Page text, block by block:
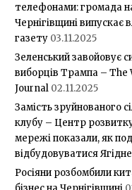
телефонами: громада
Чернігівщині випускає
газету 03.11.2025
Зеленський завойовує
виборців Трампа – The
Journal 02.11.2025
Замість зруйнованого
клубу – Центр
мережі показали, як
відбудовуватися Ягідне
Росіяни розбомбили